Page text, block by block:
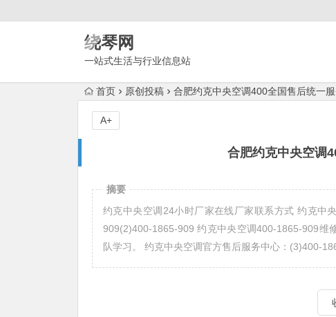
绕琴网
一站式生活与行业信息站
首页 原创投稿 合肥约克中央空调400全国售后统一
合肥约克中央空调
A+
摘要
约克中央空调24小时厂家在线厂家联系方式 约克中
909(2)400-1865-909 约克中央空调400-1865-909维
队学习。 约克中央空调官方售后服务中心：(3)400-